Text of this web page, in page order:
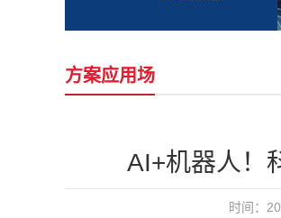
方案应用场
AI+机器人！
时间：